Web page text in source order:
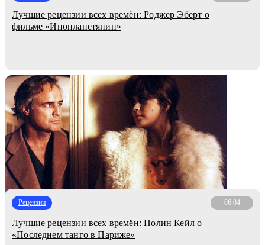
Лучшие рецензии всех времён: Роджер Эберт о
фильме «Инопланетянин»
Рецензии 06.04
Лучшие рецензии всех времён: Полин Кейл о
«Последнем танго в Париже»